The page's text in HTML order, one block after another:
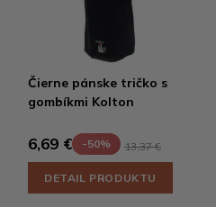
Čierne pánske tričko s
gombíkmi Kolton
6,69 € -50% 13,37 €
DETAIL PRODUKTU